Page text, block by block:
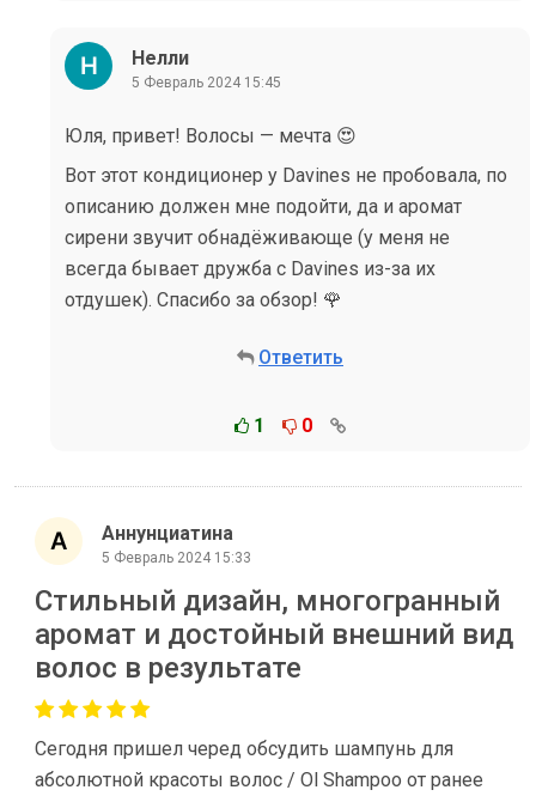
Нелли
5 Февраль 2024 15:45
Юля, привет! Волосы — мечта 😍
Вот этот кондиционер у Davines не пробовала, по
описанию должен мне подойти, да и аромат
сирени звучит обнадёживающе (у меня не
всегда бывает дружба с Davines из-за их
отдушек). Спасибо за обзор! 🌹
Ответить
1 0
Аннунциатина
5 Февраль 2024 15:33
Стильный дизайн, многогранный
аромат и достойный внешний вид
волос в результате
Сегодня пришел черед обсудить шампунь для
абсолютной красоты волос / Ol Shampoo от ранее